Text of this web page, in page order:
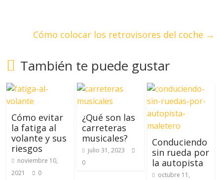
Cómo colocar los retrovisores del coche →
También te puede gustar
Cómo evitar
la fatiga al
volante y sus
riesgos
noviembre 10,
2021
0
¿Qué son las
carreteras
musicales?
julio 31, 2023
0
Conduciendo
sin rueda por
la autopista
octubre 11,